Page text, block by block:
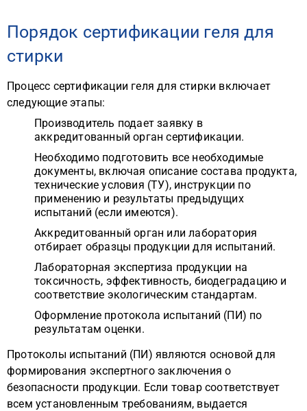
Порядок сертификации геля для
стирки
Процесс сертификации геля для стирки включает
следующие этапы:
Производитель подает заявку в
аккредитованный орган сертификации.
Необходимо подготовить все необходимые
документы, включая описание состава продукта,
технические условия (ТУ), инструкции по
применению и результаты предыдущих
испытаний (если имеются).
Аккредитованный орган или лаборатория
отбирает образцы продукции для испытаний.
Лабораторная экспертиза продукции на
токсичность, эффективность, биодеградацию и
соответствие экологическим стандартам.
Оформление протокола испытаний (ПИ) по
результатам оценки.
Протоколы испытаний (ПИ) являются основой для
формирования экспертного заключения о
безопасности продукции. Если товар соответствует
всем установленным требованиям, выдается